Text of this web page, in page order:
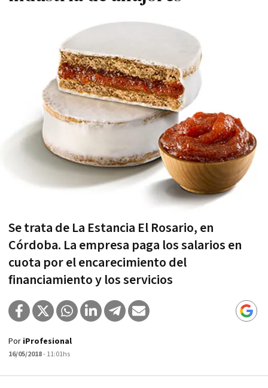
Se trata de La Estancia El Rosario, en
Córdoba. La empresa paga los salarios en
cuota por el encarecimiento del
financiamiento y los servicios
Por iProfesional
16/05/2018- 11:01hs